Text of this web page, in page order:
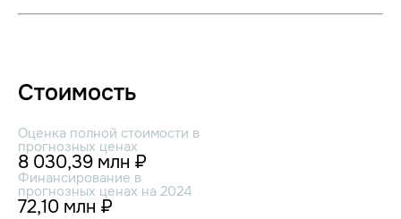
Стоимость
Оценка полной стоимости в
прогнозных ценах
8 030,39 млн ₽
Финансирование в
прогнозных ценах на 2024
72,10 млн ₽